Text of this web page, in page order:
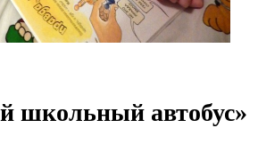
школьный автобус»